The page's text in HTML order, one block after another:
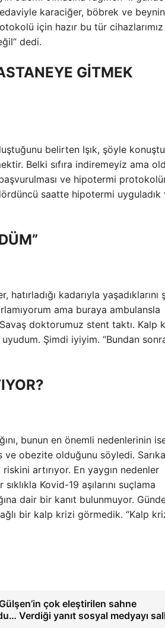
karaciğer, böbrek ve beynin
için hazır bu tür cihazlarımız
dedi.
GİTMEK
belirten Işık, şöyle
Belki sıfıra indiremeyiz ama
ve hipotermi
saatte hipotermi uyguladık
kadarıyla yaşadıklarını
ama buraya ambulansla
doktorumuz stent taktı. Kalp
Şimdi iyiyim. “Bundan
bunun en önemli nedenlerinin
ve obezite olduğunu söyledi.
artırıyor. En yaygın nedenler
Kovid-19 aşılarını suçlama
dair bir kanıt bulunmuyor.
bir kalp krizi görmedik. “Kalp
çok eleştirilen sahne
Verdiği yanıt sosyal medyayı